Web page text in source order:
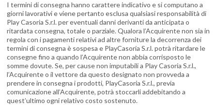
I termini di consegna hanno carattere indicativo e si computano a
giorni lavorativi e viene pertanto esclusa qualsiasi responsabilità di
Play Casoria S.r.l. per eventuali danni derivanti da anticipata o
ritardata consegna, totale o parziale. Qualora l’Acquirente non sia in
regola con i pagamenti relativi ad altre forniture la decorrenza dei
termini di consegna è sospesa e PlayCasoria S.r.l. potrà ritardare le
consegne fino a quando l’Acquirente non abbia corrisposto le
somme dovute. Se, per cause non imputabili a Play Casoria S.r.l.,
l’Acquirente o il vettore da questo designato non provveda a
prendere in consegna i prodotti, PlayCasoria S.r.l., previa
comunicazione all’Acquirente, potrà stoccarli addebitando a
quest’ultimo ogni relativo costo sostenuto.